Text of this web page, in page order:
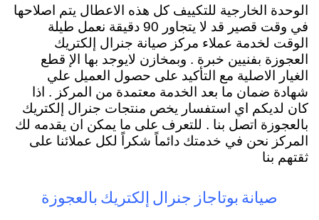
الوحدة الخارجية للتكييف كل هذه الاعطال يتم اصلاحها
في وقت قصير قد لا يتجاور 90 دقيقة نعمل طيلة
الوقت لخدمة عملاء مركز صيانة جنرال إلكتريك
العجوزة بفنيين خبرة . وبمخازن لايوجد بها الإ قطع
الغيار الاصلية مع التأكيد على حصول العميل علي
شهادة ضمان ما بعد الخدمة معتمدة من المركز . اذا
كان لديكم اي استفسار يخص منتجات جنرال إلكتريك
بالعجوزة اتصل بنا . للتعرف على ما يمكن ان يقدمه لك
المركز نحن في خدمتك دائماً شكراً لكل عملائنا على
ثقتهم بنا
صيانة بوتاجاز جنرال إلكتريك بالعجوزة